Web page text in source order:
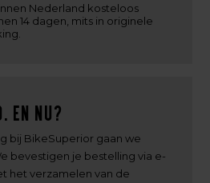
Nederland kosteloos
14 dagen, mits in originele
En nu?
bij BikeSuperior gaan we
bevestigen je bestelling via e-
het verzamelen van de